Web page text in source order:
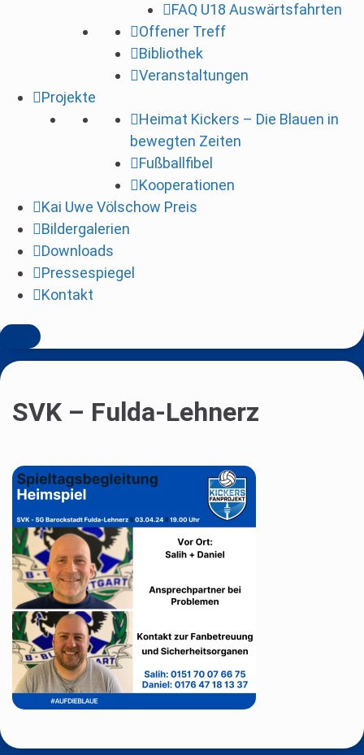
FAQ U18 Auswärtsfahrten
Offener Treff
Bibliothek
Veranstaltungen
Projekte
Heimat Kickers – Die Blauen in
bewegten Zeiten
Fußballfibel
Kooperationen
Kai Uwe Völschow Preis
Bildergalerien
Downloads
Pressespiegel
Kontakt
SVK – Fulda-Lehnerz